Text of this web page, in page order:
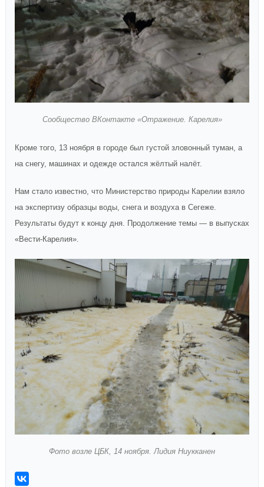
Сообщество ВКонтакте «Отражение. Карелия»
Кроме того, 13 ноября в городе был густой зловонный туман, а
на снегу, машинах и одежде остался жёлтый налёт.
Нам стало известно, что Министерство природы Карелии взяло
на экспертизу образцы воды, снега и воздуха в Сегеже.
Результаты будут к концу дня. Продолжение темы — в выпусках
«Вести-Карелия».
Фото возле ЦБК, 14 ноября. Лидия Ниукканен